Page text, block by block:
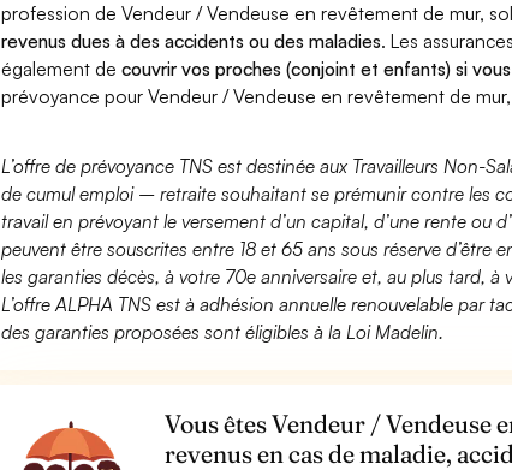
profession de Vendeur / Vendeuse en revêtement de mur,
revenus dues à des accidents ou des maladies. Les
également decouvrir vos proches (conjoint et enfants) si
prévoyance pour Vendeur / Vendeuse en revêtement de
L’offre de prévoyance TNS est destinée aux Travailleurs Non-
de cumul emploi – retraite souhaitant se prémunir contre les
travail en prévoyant le versement d’un capital, d’une rente ou
peuvent être souscrites entre 18 et 65 ans sous réserve
les garanties décès, à votre 70e anniversaire et, au plus tard,
L’offre ALPHA TNS est à adhésion annuelle renouvelable par
des garanties proposées sont éligibles à la Loi Madelin.
Vous êtes Vendeur / Vendeuse
revenus en cas de maladie,